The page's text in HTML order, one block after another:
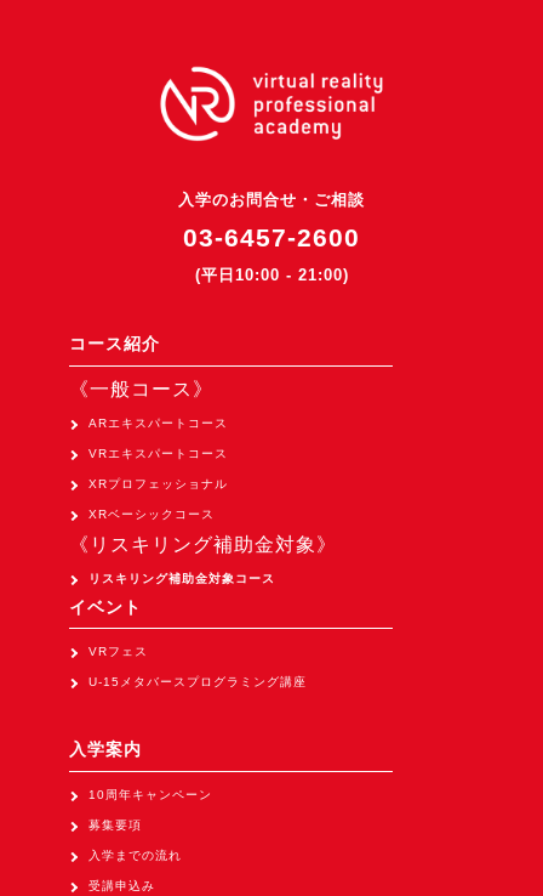
入学のお問合せ・ご相談
03-6457-2600
(平日10:00 - 21:00)
コース紹介
《一般コース》
ARエキスパートコース
VRエキスパートコース
XRプロフェッショナル
XRベーシックコース
《リスキリング補助金対象》
リスキリング補助金対象コース
イベント
VRフェス
U-15メタバースプログラミング講座
入学案内
10周年キャンペーン
募集要項
入学までの流れ
受講申込み